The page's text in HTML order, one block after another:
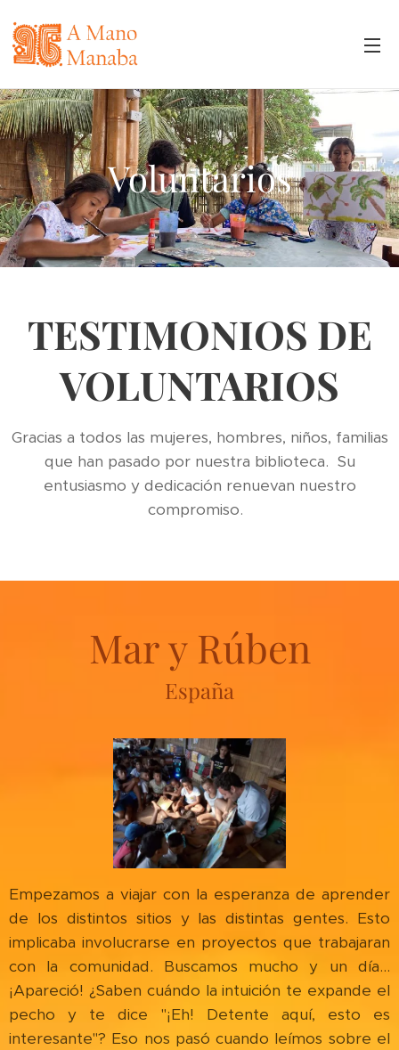
Voluntarios
TESTIMONIOS DE
VOLUNTARIOS
Gracias a todos las mujeres, hombres, niños, familias
que han pasado por nuestra biblioteca. Su
entusiasmo y dedicación renuevan nuestro
compromiso.
Mar y Rúben
España
Empezamos a viajar con la esperanza de aprender
de los distintos sitios y las distintas gentes. Esto
implicaba involucrarse en proyectos que trabajaran
con la comunidad. Buscamos mucho y un día...
¡Apareció! ¿Saben cuándo la intuición te expande el
pecho y te dice "¡Eh! Detente aquí, esto es
interesante"? Eso nos pasó cuando leímos sobre el